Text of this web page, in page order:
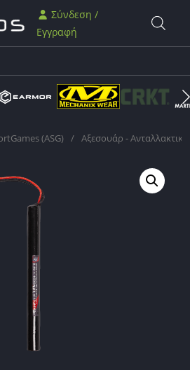
Σύνδεση /
Εγγραφή
(ASG) / Αξεσουάρ - Ανταλλακτικά